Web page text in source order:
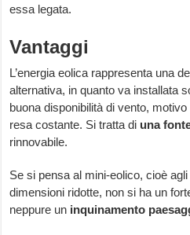
essa legata.
Vantaggi
L’energia eolica rappresenta una
alternativa, in quanto va installata
buona disponibilità di vento,
resa costante. Si tratta di una
rinnovabile.
Se si pensa al mini-eolico, cioè
dimensioni ridotte, non si ha un
neppure un inquinamento